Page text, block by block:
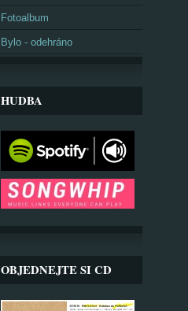
Fotoalbum
Bylo - odehráno
HUDBA
OBJEDNEJTE SI CD